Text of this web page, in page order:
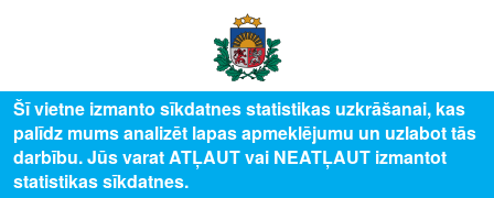
© 2025 Valsts izglītības attīstības aģentūra, publicētā satura visas tiesības
Šī vietne izmanto sīkdatnes statistikas uzkrāšanai, kas
palīdz mums analizēt lapas apmeklējumu un uzlabot tās
darbību. Jūs varat ATĻAUT vai NEATĻAUT izmantot
statistikas sīkdatnes.